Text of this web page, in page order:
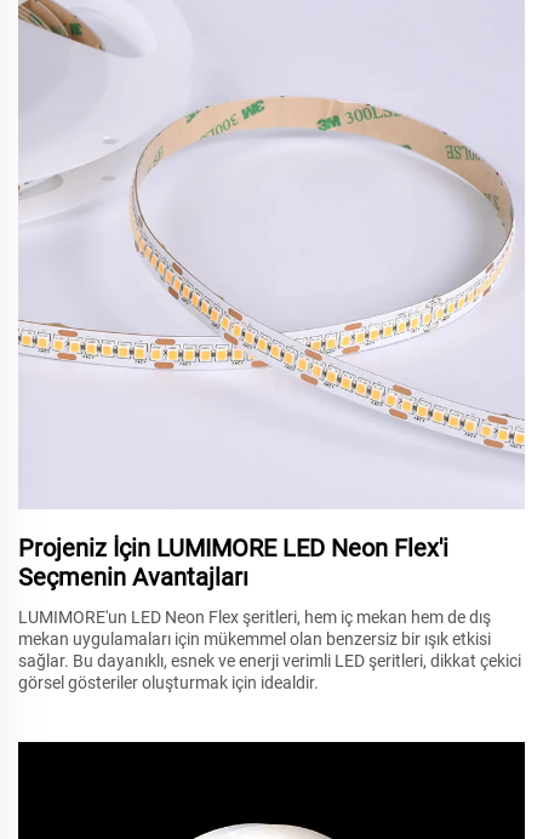
Projeniz İçin LUMIMORE LED Neon Flex'i
Seçmenin Avantajları
LUMIMORE'un LED Neon Flex şeritleri, hem iç mekan hem de dış
mekan uygulamaları için mükemmel olan benzersiz bir ışık etkisi
sağlar. Bu dayanıklı, esnek ve enerji verimli LED şeritleri, dikkat çekici
görsel gösteriler oluşturmak için idealdir.